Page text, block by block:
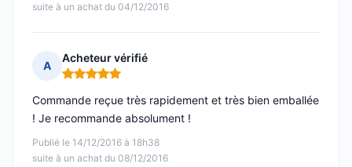
suite à un achat du 04/12/2016
A
Acheteur vérifié
Note : 5 sur 5
Publié le 14/12/2016 à 18h38
suite à un achat du 08/12/2016
Commande reçue très rapidement et très bien emballée
! Je recommande absolument !